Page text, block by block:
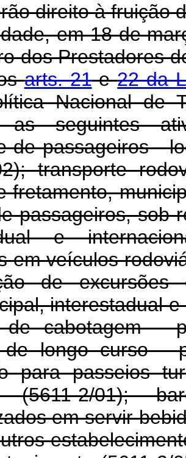
direito à fruição
em 18 de
dos Prestadores
arts. 21e22 da
Nacional de
as seguintes
de passageiros -
transporte
fretamento,
passageiros, sob
e
em veículos
de
interestadual
de cabotagem -
longo curso -
para passeios
(5611-2/01);
em servir